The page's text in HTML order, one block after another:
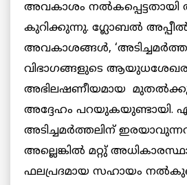
അവകാശം നല്‍കപ്പെട്ടതായി
കുറിക്കുന്നു. ഗ്ലോബല്‍
അവകാശങ്ങള്‍,
വിഭാഗങ്ങളുടെ
അഭിലഷണീയമായ
അദ്ദേഹം പറയുകയുണ്ടായി.
അടിച്ചമര്‍ത്തലിന്
അല്ലെങ്കില്‍ മറ്റു്
ഫലപ്രദമായ സഹായം